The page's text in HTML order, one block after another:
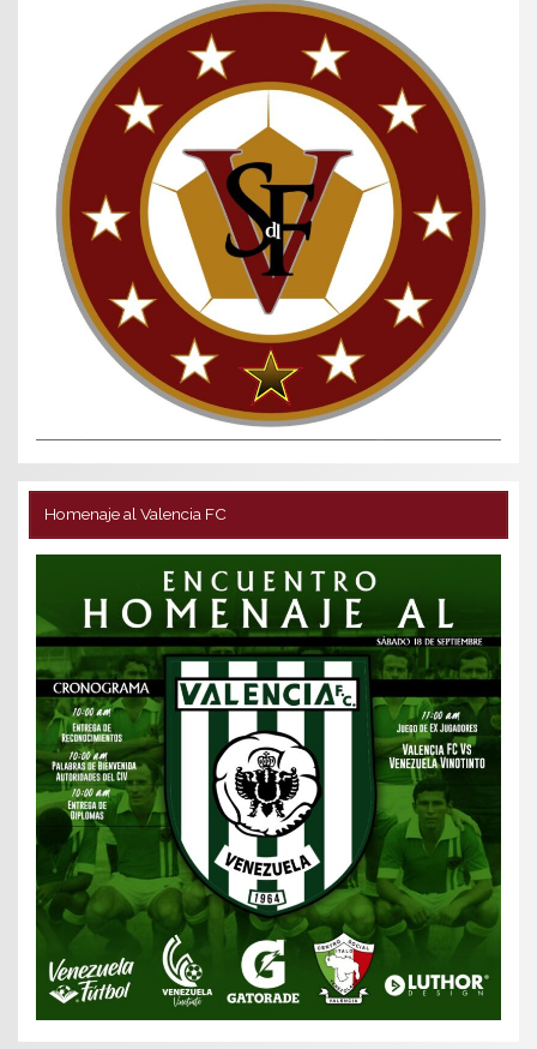
Homenaje al Valencia FC